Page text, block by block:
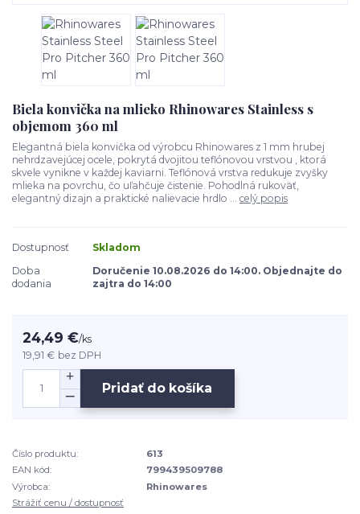
Biela konvička na mlieko Rhinowares Stainless s
objemom 360 ml
Elegantná biela konvička od výrobcu Rhinowares z 1 mm hrubej
nehrdzavejúcej ocele, pokrytá dvojitou teflónovou vrstvou , ktorá
skvele vynikne v každej kaviarni. Teflónová vrstva redukuje zvyšky
mlieka na povrchu, čo uľahčuje čistenie. Pohodlná rukoväť,
elegantný dizajn a praktické nalievacie hrdlo ... celý popis
Dostupnosť
Skladom
Doba
dodania
Doručenie 10.08.2026 do 14:00. Objednajte do
zajtra do 14:00
24,49 €/ks
19,91 € bez DPH
Pridať do košíka
Číslo produktu:
613
EAN kód:
799439509788
Výrobca:
Rhinowares
Strážiť cenu / dostupnosť